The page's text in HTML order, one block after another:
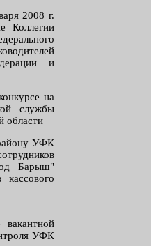
2008 г.
Коллегии
и
на
службы
области
УФК
Барыш"
УФК